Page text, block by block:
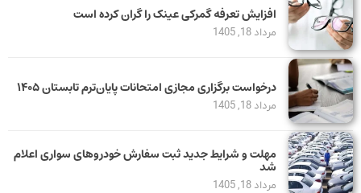
افزایش تعرفه گمرکی عینک را گران کرده است
مرداد 18, 1405
درخواست برگزاری مجازی امتحانات پایان‌ترم تابستان ۱۴۰۵
مرداد 18, 1405
مهلت و شرایط جدید ثبت سفارش خودروهای سواری اعلام
شد
مرداد 18, 1405